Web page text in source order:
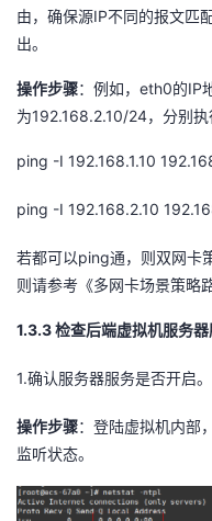
由，确保源IP不同的报文匹
出。
操作步骤：例如， eth0的IP
为192.168.2.10/24，分别执
ping -I 192.168.1.10
ping -I 192.168.2.10
若都可以ping通，则双网卡
则请参考《多网卡场景策略
1.3.3 检查后端虚拟机服务
1.确认服务器服务是否开启。
操作步骤：登陆虚拟机内部
监听状态。